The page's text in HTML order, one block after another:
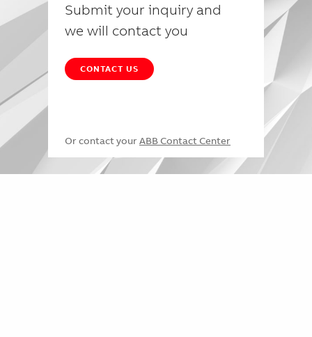
Submit your inquiry and
we will contact you
CONTACT US
Or contact your ABB Contact Center